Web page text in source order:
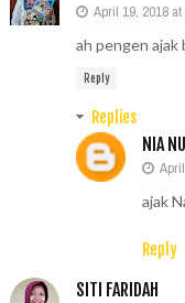
April 19, 2018 at
ah pengen ajak
Reply
Replies
NIA
ajak
Reply
SITI FARIDAH